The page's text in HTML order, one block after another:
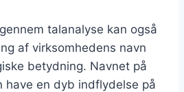
talanalyse kan også
af virksomhedens navn
betydning. Navnet på
have en dyb indflydelse på